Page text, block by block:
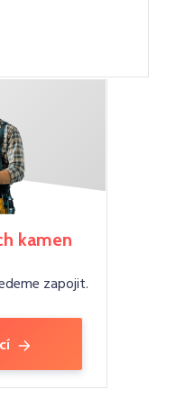
kamen
zapojit.